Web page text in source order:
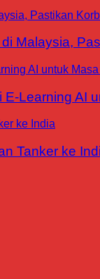
Malaysia,
Learning AI
Tanker ke